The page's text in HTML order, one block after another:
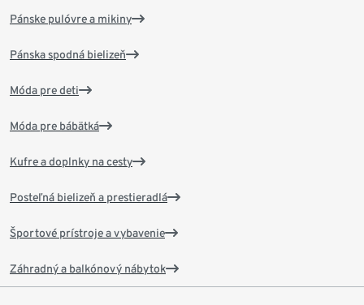
Pánske pulóvre a mikiny
Pánska spodná bielizeň
Móda pre deti
Móda pre bábätká
Kufre a doplnky na cesty
Posteľná bielizeň a prestieradlá
Športové prístroje a vybavenie
Záhradný a balkónový nábytok